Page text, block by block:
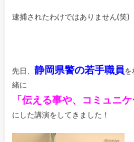
逮捕されたわけではありません(笑)
先日、 静岡県警の若手職員
緒に
「伝える事や、コミュニケ
にした講演をしてきました！